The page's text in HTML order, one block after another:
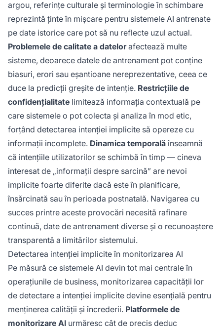
argou, referințe culturale și terminologie în schimbare
reprezintă ținte în mișcare pentru sistemele AI antrenate
pe date istorice care pot să nu reflecte uzul actual.
Problemele de calitate a datelorafectează multe
sisteme, deoarece datele de antrenament pot conține
biasuri, erori sau eșantioane nereprezentative, ceea ce
duce la predicții greșite de intenție. Restricțiile de
confidențialitate limitează informația contextuală pe
care sistemele o pot colecta și analiza în mod etic,
forțând detectarea intenției implicite să opereze cu
informații incomplete. Dinamica temporalăînseamnă
că intențiile utilizatorilor se schimbă în timp — cineva
interesat de „informații despre sarcină” are nevoi
implicite foarte diferite dacă este în planificare,
însărcinată sau în perioada postnatală. Navigarea cu
succes printre aceste provocări necesită rafinare
continuă, date de antrenament diverse și o recunoaștere
transparentă a limitărilor sistemului.
Detectarea intenției implicite în monitorizarea AI
Pe măsură ce sistemele AI devin tot mai centrale în
operațiunile de business, monitorizarea capacității lor
de detectare a intenției implicite devine esențială pentru
menținerea calității și încrederii. Platformele de
monitorizare AI urmăresc cât de precis deduc